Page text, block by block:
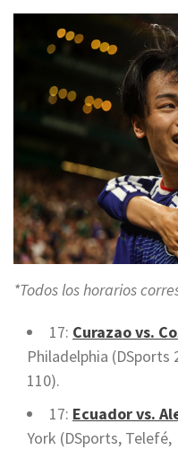
*Todos los horarios
17: Curazao vs.
Philadelphia (DSports
110).
17: Ecuador vs.
York (DSports, Telefé,